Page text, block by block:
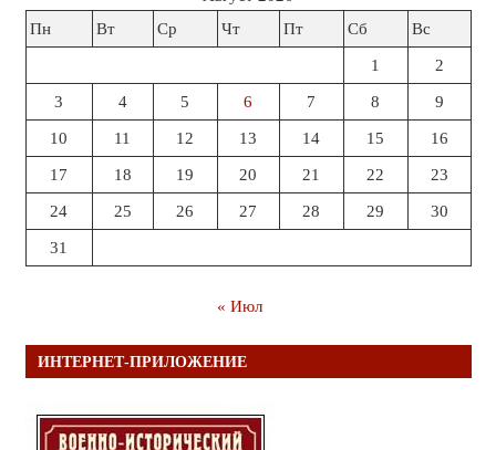
Пн
Вт Ср Чт Пт Сб Вс
1 2
3 4 5 6 7 8 9
10 11 12 13 14 15 16
17 18 19 20 21 22 23
24 25 26 27 28 29 30
31
« Июл
ИНТЕРНЕТ-ПРИЛОЖЕНИЕ